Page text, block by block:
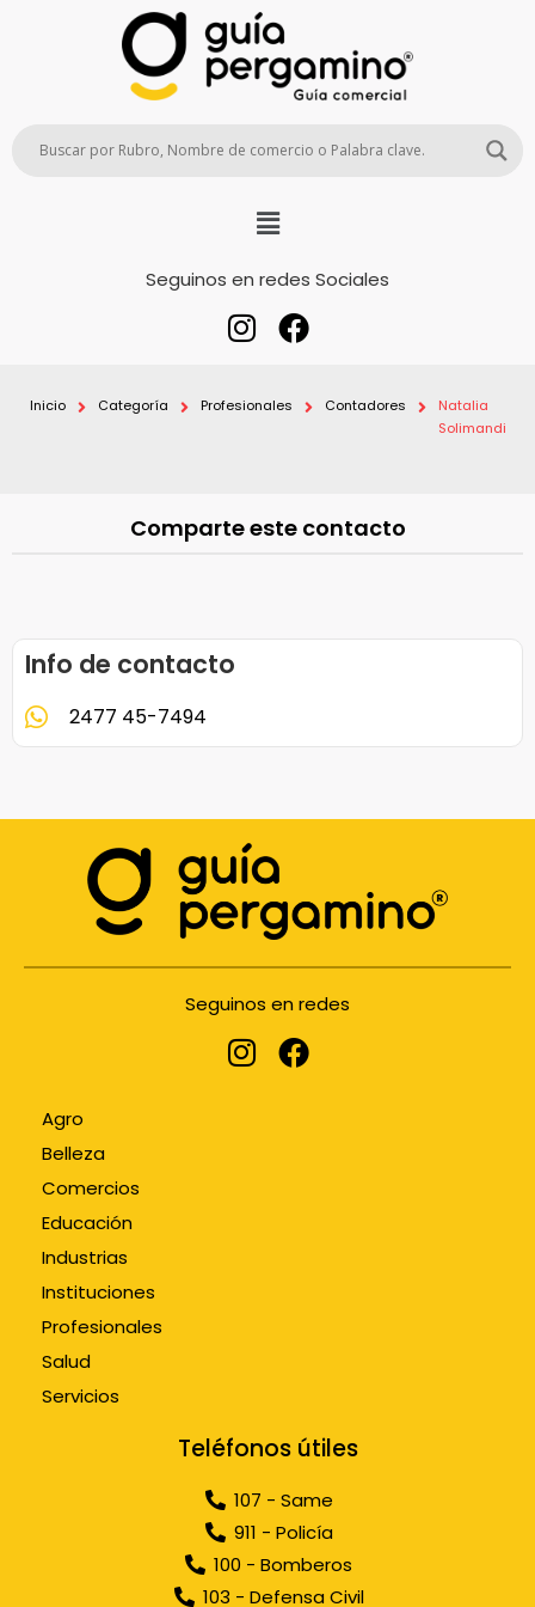
Seguinos en redes Sociales
Inicio Categoría Profesionales Contadores
Natalia
Solimandi
Comparte este contacto
Info de contacto
2477 45-7494
Seguinos en redes
Agro
Belleza
Comercios
Educación
Industrias
Instituciones
Profesionales
Salud
Servicios
Teléfonos útiles
107 - Same
911 - Policía
100 - Bomberos
103 - Defensa Civil